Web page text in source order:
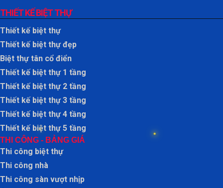
THIẾT KẾ BIỆT THỰ
Thiết kế biệt thự
Thiết kế biệt thự đẹp
Biệt thự tân cổ điển
Thiết kế biệt thự 1 tầng
Thiết kế biệt thự 2 tầng
Thiết kế biệt thự 3 tầng
Thiết kế biệt thự 4 tầng
Thiết kế biệt thự 5 tầng
THI CÔNG - BẢNG GIÁ
Thi công biệt thự
Thi công nhà
Thi công sàn vượt nhịp